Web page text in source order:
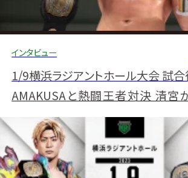
インタビュー
1/9横浜ラジアントホール大会 試合
AMAKUSAと熱闘王者対決 清宮
撃、オカダ戦へ決意あらた